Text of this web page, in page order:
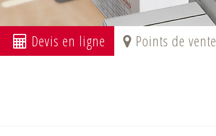
Devis en ligne Points de vente